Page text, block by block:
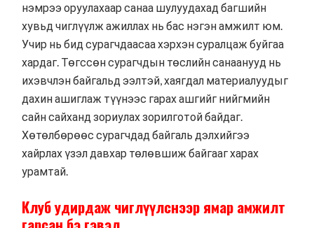
нэмрээ оруулахаар санаа шулуудахад багшийн
хувьд чиглүүлж ажиллах нь бас нэгэн амжилт юм.
Учир нь бид сурагчдаасаа хэрхэн суралцаж буйгаа
хардаг. Төгссөн сурагчдын төслийн санаанууд нь
ихэвчлэн байгальд ээлтэй, хаягдал материалуудыг
дахин ашиглаж түүнээс гарах ашгийг нийгмийн
сайн сайханд зориулах зорилготой байдаг.
Хөтөлбөрөөс сурагчдад байгаль дэлхийгээ
хайрлах үзэл давхар төлөвшиж байгааг харах
урамтай.
Клуб удирдаж чиглүүлснээр ямар амжилт